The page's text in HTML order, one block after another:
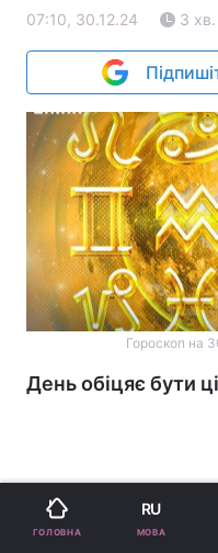
07:10, 30.12.24 3 хв.
Гороскоп на
День обіцяє бути
ГОЛОВНА
RU
МОВА